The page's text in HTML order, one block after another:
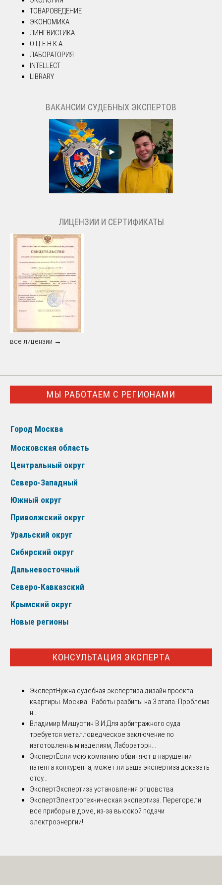
ТОВАРОВЕДЕНИЕ
ЭКОНОМИКА
ЛИНГВИСТИКА
О Ц Е Н К А
ЛАБОРАТОРИЯ
INTELLECT
LIBRARY
ВАКАНСИИ СУДЕБНЫХ ЭКСПЕРТОВ
ЛИЦЕНЗИИ И СЕРТИФИКАТЫ
все лицензии →
МЫ РАБОТАЕМ С РЕГИОНАМИ
Город Москва
Московская область
Центральный округ
Северо-Западный
Южный округ
Приволжский округ
Уральский округ
Сибирский округ
Дальневосточный
Северо-Кавказский
Крымский округ
Новые регионы
КОНСУЛЬТАЦИЯ ЭКСПЕРТА
ЭкспертНужна судебная экспертиза дизайн проекта
квартиры. Москва. Работы разбиты на 3 этапа. Проблема
н...
Владимир Мишустин В.И.Для арбитражного суда
требуется металловедческое заключение по
изготовленным изделиям, Лабораторн...
ЭкспертЕсли мою компанию обвиняют в нарушении
патента конкурента, может ли ваша экспертиза доказать
отсу...
ЭкспертЭкспертиза установления отцовства
ЭкспертЭлектротехническая экспертиза. Перегорели
все приборы в доме, из-за высокой подачи
электроэнергии!